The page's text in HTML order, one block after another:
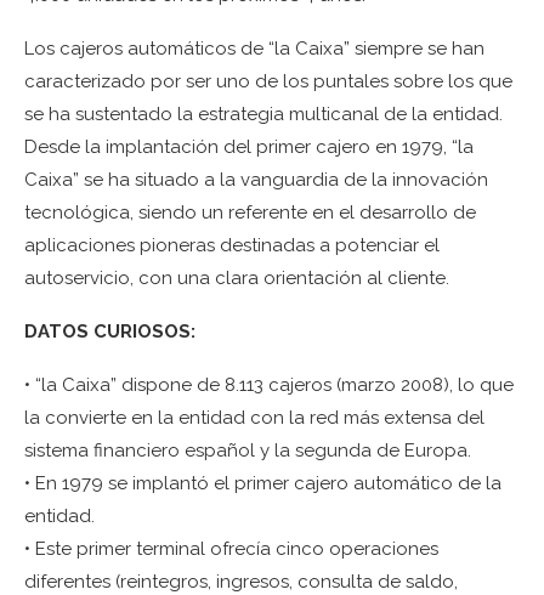
Los cajeros automáticos de “la Caixa” siempre se han
caracterizado por ser uno de los puntales sobre los que
se ha sustentado la estrategia multicanal de la entidad.
Desde la implantación del primer cajero en 1979, “la
Caixa” se ha situado a la vanguardia de la innovación
tecnológica, siendo un referente en el desarrollo de
aplicaciones pioneras destinadas a potenciar el
autoservicio, con una clara orientación al cliente.
DATOS CURIOSOS:
• “la Caixa” dispone de 8.113 cajeros (marzo 2008), lo que
la convierte en la entidad con la red más extensa del
sistema financiero español y la segunda de Europa.
• En 1979 se implantó el primer cajero automático de la
entidad.
• Este primer terminal ofrecía cinco operaciones
diferentes (reintegros, ingresos, consulta de saldo,